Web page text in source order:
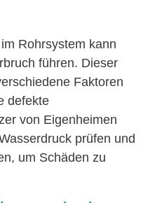
Rohrsystem kann
führen. Dieser
Faktoren
defekte
von Eigenheimen
prüfen und
um Schäden zu